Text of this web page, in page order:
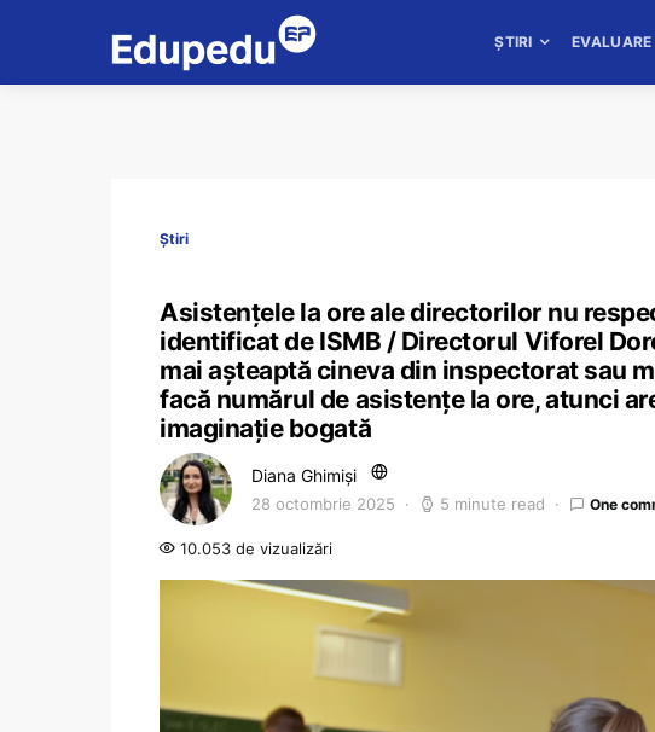
ȘTIRI
Știri
Asistențele la ore ale directorilor nu
identificat de ISMB / Directorul Viforel
mai așteaptă cineva din inspectorat sau
facă numărul de asistențe la ore, atunci
imaginație bogată
Diana Ghimiși
28 octombrie 2025 5 minute read One
10.053 de vizualizări